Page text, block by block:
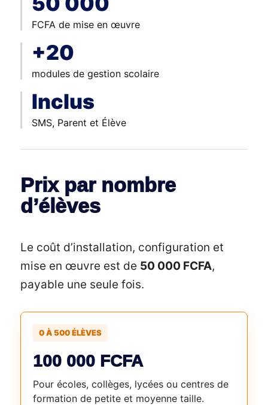
FCFA de mise en œuvre
+20
modules de gestion scolaire
Inclus
SMS, Parent et Élève
Prix par nombre
d’élèves
Le coût d’installation, configuration et
mise en œuvre est de 50 000 FCFA,
payable une seule fois.
0 À 500 ÉLÈVES
100 000 FCFA
Pour écoles, collèges, lycées ou centres de
formation de petite et moyenne taille.